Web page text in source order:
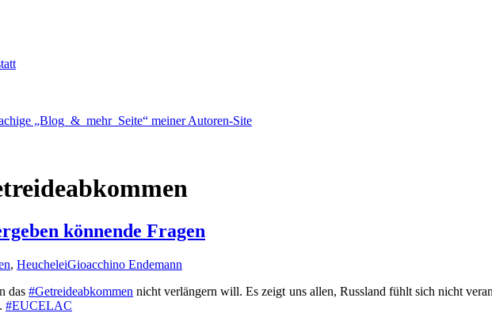
„Blog_&_mehr_Seite“ meiner Autoren-Site
könnende Fragen
, HeucheleiGioacchino Endemann
das#Getreideabkommen nicht verlängern will. Es zeigt uns allen, Russland fühlt sich nicht
#EUCELAC